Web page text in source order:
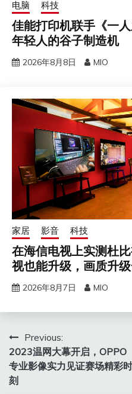
电脑 科技
佳能打印机联手《一
年轻人的谷子制造机
2026年8月8日 MIO
家居 影音 科技
在海信电视上实测杜
视也能升级，画质升
2026年8月7日 MIO
文
章
导
Previous:
2023温网大幕开启，OPPO
专业影像实力见证赛场精彩时
刻